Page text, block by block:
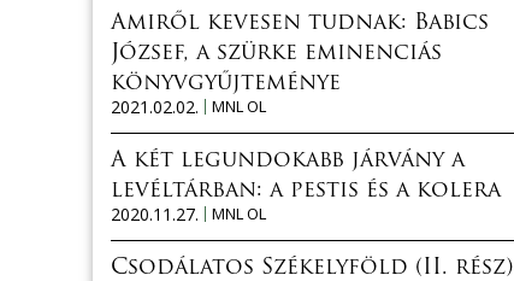
Amiről kevesen tudnak: Babics
József, a szürke eminenciás
könyvgyűjteménye
2021.02.02.
MNL OL
A két legundokabb járvány a
levéltárban: a pestis és a kolera
2020.11.27.
MNL OL
Csodálatos Székelyföld (II. rész)